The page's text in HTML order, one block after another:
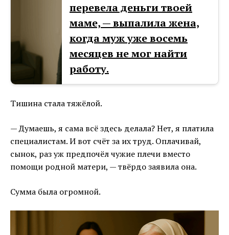
перевела деньги твоей
маме, — выпалила жена,
когда муж уже восемь
месяцев не мог найти
работу.
Тишина стала тяжёлой.
— Думаешь, я сама всё здесь делала? Нет, я платила
специалистам. И вот счёт за их труд. Оплачивай,
сынок, раз уж предпочёл чужие плечи вместо
помощи родной матери, — твёрдо заявила она.
Сумма была огромной.